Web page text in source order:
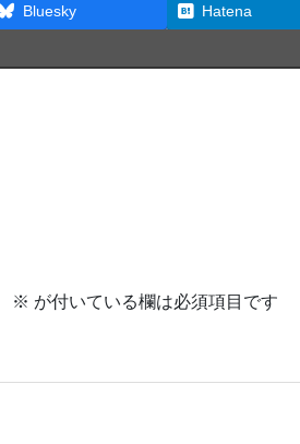
Bluesky Hatena
※ が付いている欄は必須項目です